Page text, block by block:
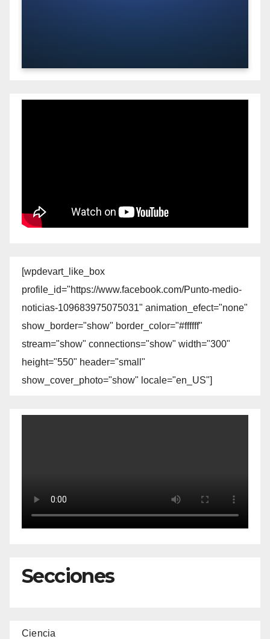
[wpdevart_like_box
profile_id="https://www.facebook.com/Punto-medio-
noticias-109683975075031" animation_efect="none"
show_border="show" border_color="#ffffff"
stream="show" connections="show" width="300"
height="550" header="small"
show_cover_photo="show" locale="en_US"]
Secciones
Ciencia